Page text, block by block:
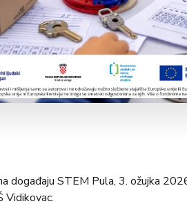
događaju STEM Pula, 3. ožujka
Vidikovac.